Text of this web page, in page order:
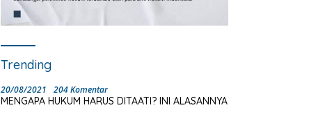
Trending
20/08/2021 204 Komentar
MENGAPA HUKUM HARUS DITAATI? INI ALASANNYA